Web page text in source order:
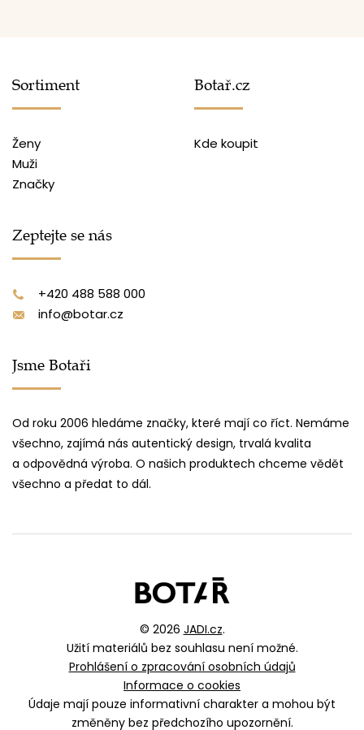
Sortiment
Ženy
Muži
Značky
Botař.cz
Kde koupit
Zeptejte se nás
+420 488 588 000
info@botar.cz
Jsme Botaři
Od roku 2006 hledáme značky, které mají co říct. Nemáme
všechno, zajímá nás autentický design, trvalá kvalita
a odpovědná výroba. O našich produktech chceme vědět
všechno a předat to dál.
© 2026 JADI.cz.
Užití materiálů bez souhlasu není možné.
Prohlášení o zpracování osobních údajů
Informace o cookies
Údaje mají pouze informativní charakter a mohou být
změněny bez předchozího upozornění.